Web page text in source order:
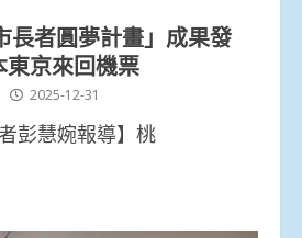
長者圓夢計畫」成果發
京來回機票
2025-12-31
彭慧婉報導】桃